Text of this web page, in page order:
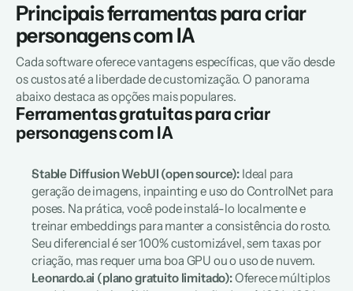
Principais ferramentas para criar
personagens com IA
Cada software oferece vantagens específicas, que vão desde
os custos até a liberdade de customização. O panorama
abaixo destaca as opções mais populares.
Ferramentas gratuitas para criar
personagens com IA
Stable Diffusion WebUI (open source): Ideal para
geração de imagens, inpainting e uso do ControlNet para
poses. Na prática, você pode instalá-lo localmente e
treinar embeddings para manter a consistência do rosto.
Seu diferencial é ser 100% customizável, sem taxas por
criação, mas requer uma boa GPU ou o uso de nuvem.
Leonardo.ai (plano gratuito limitado): Oferece múltiplos